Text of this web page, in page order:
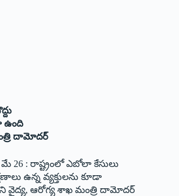
ఉంది
దామోదర్
26 : రాష్ట్రంలో ఎబోలా కేసులు
ఉన్న వ్యక్తులను కూడా
వైద్య, ఆరోగ్య శాఖ మంత్రి దామోదర్